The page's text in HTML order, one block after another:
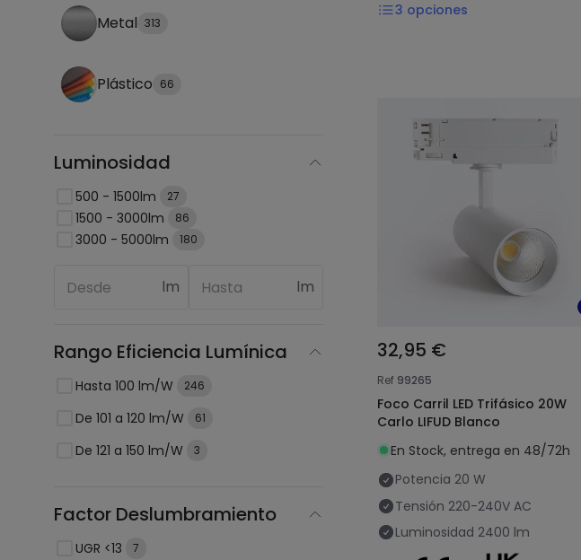
Metal 313
Plástico 66
Luminosidad
500 - 1500lm 27
1500 - 3000lm 86
3000 - 5000lm 180
lm lm
Rango Eficiencia Lumínica
Hasta 100 lm/W 246
De 101 a 120 lm/W 61
De 121 a 150 lm/W 3
Factor Deslumbramiento
UGR <13 7
3 opciones
32,95 €
Ref 99265
Foco Carril LED Trifásico 20W
Carlo LIFUD Blanco
En Stock, entrega en 48/72h
Potencia 20 W
Tensión 220-240V AC
Luminosidad 2400 lm